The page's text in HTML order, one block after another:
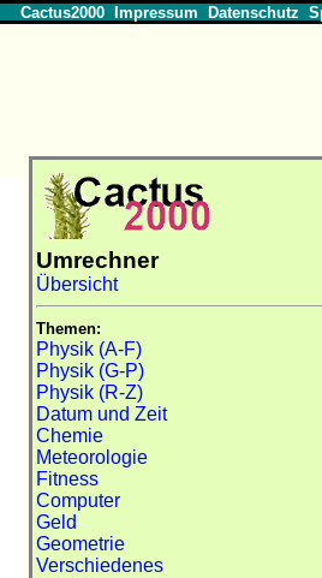
Cactus2000 Impressum Datenschutz
Umrechner
Übersicht
Themen:
Physik (A-F)
Physik (G-P)
Physik (R-Z)
Datum und Zeit
Chemie
Meteorologie
Fitness
Computer
Geld
Geometrie
Verschiedenes